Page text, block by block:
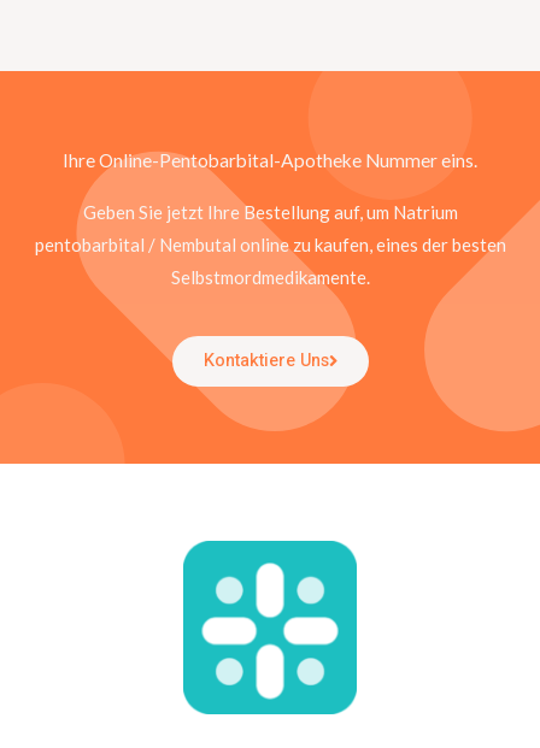
Ihre Online-Pentobarbital-Apotheke Nummer eins.
Geben Sie jetzt Ihre Bestellung auf, um Natrium
pentobarbital / Nembutal online zu kaufen, eines der besten
Selbstmordmedikamente.
Kontaktiere Uns